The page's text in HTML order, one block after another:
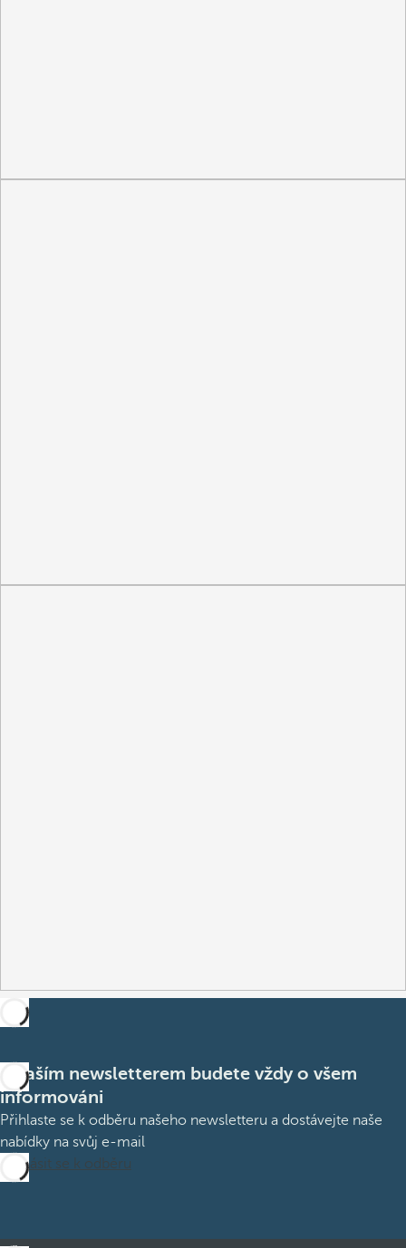
S naším newsletterem budete vždy o všem
informováni
Přihlaste se k odběru našeho newsletteru a dostávejte naše
nabídky na svůj e-mail
Přihlásit se k odběru